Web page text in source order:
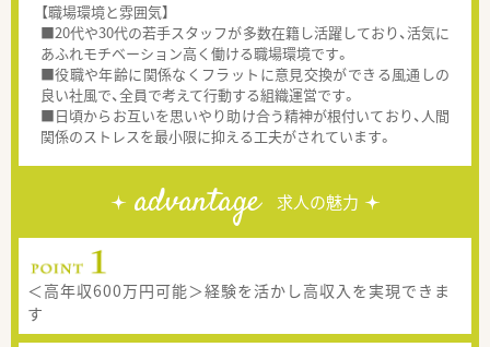
【職場環境と雰囲気】
■20代や30代の若手スタッフが多数在籍し活躍しており、活気に
あふれモチベーション高く働ける職場環境です。
■役職や年齢に関係なくフラットに意見交換ができる風通しの
良い社風で、全員で考えて行動する組織運営です。
■日頃からお互いを思いやり助け合う精神が根付いており、人間
関係のストレスを最小限に抑える工夫がされています。
advantage 求人の魅力
＜高年収600万円可能＞経験を活かし高収入を実現できま
す